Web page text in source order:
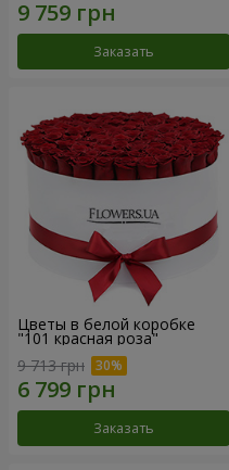
Заказать
Цветы в белой коробке
"101 красная роза"
9 713 грн
Заказать